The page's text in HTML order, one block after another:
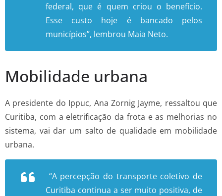
federal, que é quem criou o benefício.
Esse custo hoje é bancado pelos
municípios”, lembrou Maia Neto.
Mobilidade urbana
A presidente do Ippuc, Ana Zornig Jayme, ressaltou que
Curitiba, com a eletrificação da frota e as melhorias no
sistema, vai dar um salto de qualidade em mobilidade
urbana.
“A percepção do transporte coletivo de
Curitiba continua a ser muito positiva, de